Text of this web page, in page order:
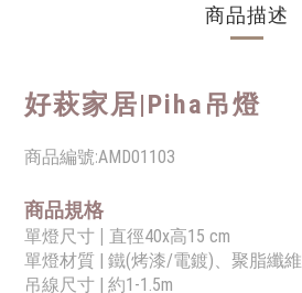
商品描述
好萩家居|Piha吊燈
商品編號:AMD01103
商品規格
單燈尺寸 | 直徑40x高15 cm
單燈材質 | 鐵(烤漆/電鍍)、聚脂纖維
吊線尺寸 | 約1-1.5m